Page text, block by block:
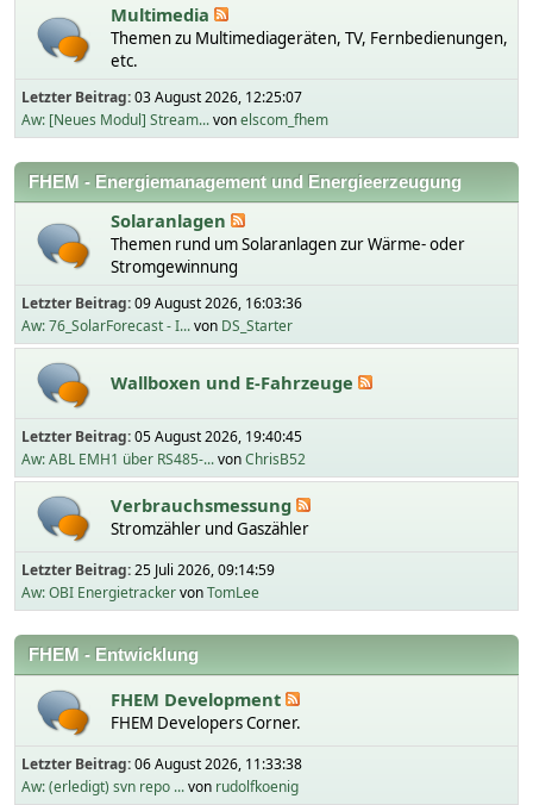
Multimedia
Themen zu Multimediageräten, TV, Fernbedienungen,
etc.
Letzter Beitrag:03 August 2026, 12:25:07
Aw: [Neues Modul] Stream...vonelscom_fhem
FHEM - Energiemanagement und Energieerzeugung
Solaranlagen
Themen rund um Solaranlagen zur Wärme- oder
Stromgewinnung
Letzter Beitrag:09 August 2026, 16:03:36
Aw: 76_SolarForecast - I...von DS_Starter
Wallboxen und E-Fahrzeuge
Letzter Beitrag:05 August 2026, 19:40:45
Aw: ABL EMH1 über RS485-...vonChrisB52
Verbrauchsmessung
Stromzähler und Gaszähler
Letzter Beitrag:25 Juli 2026, 09:14:59
Aw: OBI EnergietrackervonTomLee
FHEM - Entwicklung
FHEM Development
FHEM Developers Corner.
Letzter Beitrag:06 August 2026, 11:33:38
Aw: (erledigt) svn repo ...von rudolfkoenig